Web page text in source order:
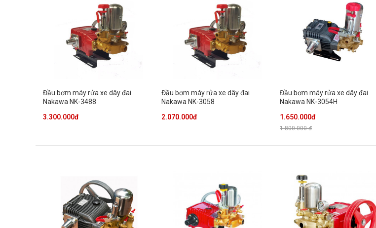
Đầu bơm máy rửa xe dây đai
Nakawa NK-3488
3.300.000đ
Đầu bơm máy rửa xe dây đai
Nakawa NK-3058
2.070.000đ
Đầu bơm máy rửa xe dây đai
Nakawa NK-3054H
1.650.000đ
1.800.000 đ